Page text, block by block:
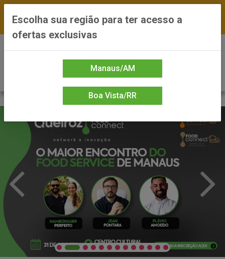
*Preços exclusivos do site — Entrega em até 24h
Escolha sua região para ter acesso a
ofertas exclusivas
Manaus/AM
Boa Vista/RR